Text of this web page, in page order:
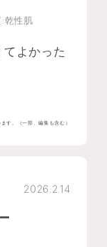
乾性肌
よかった
す。（一部、編集も含む）
2026.2.14